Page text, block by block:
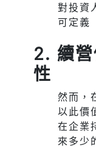
對投資
可定義
2. 續
性
然而，
以此價
在企業
來多少